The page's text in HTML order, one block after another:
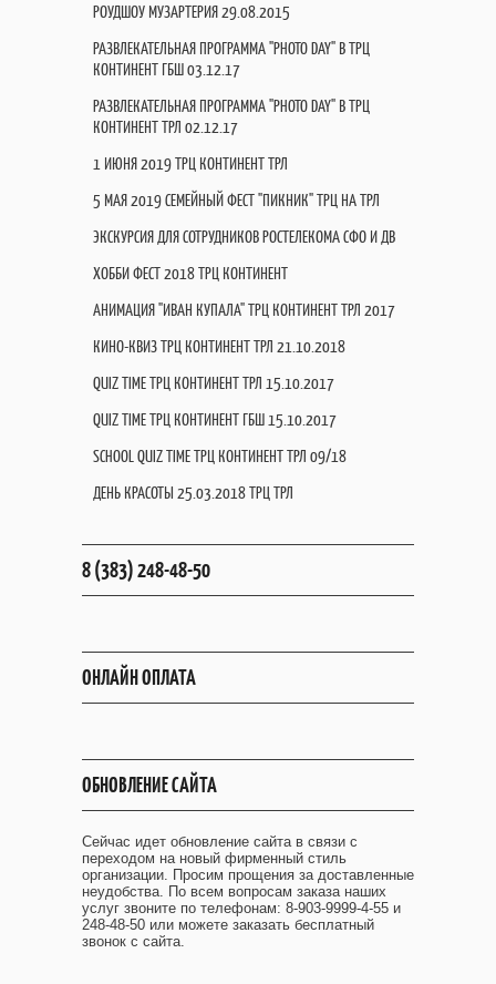
РОУДШОУ МУЗАРТЕРИЯ 29.08.2015
РАЗВЛЕКАТЕЛЬНАЯ ПРОГРАММА "PHOTO DAY" В ТРЦ
КОНТИНЕНТ ГБШ 03.12.17
РАЗВЛЕКАТЕЛЬНАЯ ПРОГРАММА "PHOTO DAY" В ТРЦ
КОНТИНЕНТ ТРЛ 02.12.17
1 ИЮНЯ 2019 ТРЦ КОНТИНЕНТ ТРЛ
5 МАЯ 2019 СЕМЕЙНЫЙ ФЕСТ "ПИКНИК" ТРЦ НА ТРЛ
ЭКСКУРСИЯ ДЛЯ СОТРУДНИКОВ РОСТЕЛЕКОМА СФО И ДВ
ХОББИ ФЕСТ 2018 ТРЦ КОНТИНЕНТ
АНИМАЦИЯ "ИВАН КУПАЛА" ТРЦ КОНТИНЕНТ ТРЛ 2017
КИНО-КВИЗ ТРЦ КОНТИНЕНТ ТРЛ 21.10.2018
QUIZ TIME ТРЦ КОНТИНЕНТ ТРЛ 15.10.2017
QUIZ TIME ТРЦ КОНТИНЕНТ ГБШ 15.10.2017
SCHOOL QUIZ TIME ТРЦ КОНТИНЕНТ ТРЛ 09/18
ДЕНЬ КРАСОТЫ 25.03.2018 ТРЦ ТРЛ
8 (383) 248-48-50
ОНЛАЙН ОПЛАТА
ОБНОВЛЕНИЕ САЙТА
Сейчас идет обновление сайта в связи с
переходом на новый фирменный стиль
организации. Просим прощения за доставленные
неудобства. По всем вопросам заказа наших
услуг звоните по телефонам: 8-903-9999-4-55 и
248-48-50 или можете заказать бесплатный
звонок с сайта.